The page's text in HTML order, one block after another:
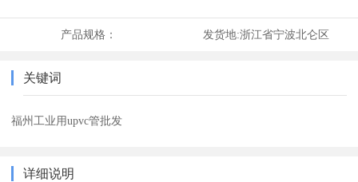
产品规格： 发货地:浙江省宁波北仑区
关键词
福州工业用upvc管批发
详细说明